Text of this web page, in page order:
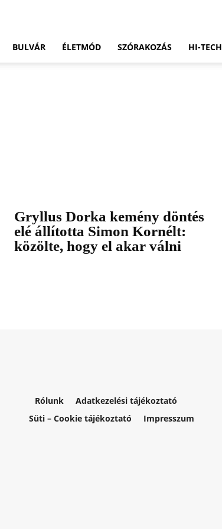
BULVÁR ÉLETMÓD SZÓRAKOZÁS HI-TECH
Gryllus Dorka kemény döntés
elé állította Simon Kornélt:
közölte, hogy el akar válni
Rólunk
Adatkezelési tájékoztató
Süti – Cookie tájékoztató
Impresszum